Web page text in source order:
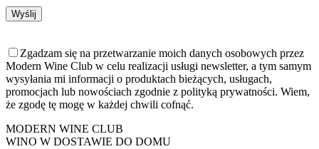
Wyślij
Zgadzam się na przetwarzanie moich danych osobowych przez
Modern Wine Club w celu realizacji usługi newsletter, a tym samym
wysyłania mi informacji o produktach bieżących, usługach,
promocjach lub nowościach zgodnie z polityką prywatności. Wiem,
że zgodę tę mogę w każdej chwili cofnąć.
MODERN WINE CLUB
WINO W DOSTAWIE DO DOMU